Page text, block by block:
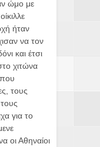
ώμο με
ήταν
να τον
και έτσι
χιτώνα
που
τους
για το
οι Αθηναίοι